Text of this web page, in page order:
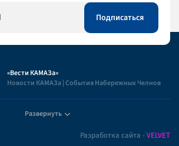
«Вести КАМАЗа»
Новости КАМАЗа | События Набережных Челнов
Развернуть
Разработка сайта -VELVET